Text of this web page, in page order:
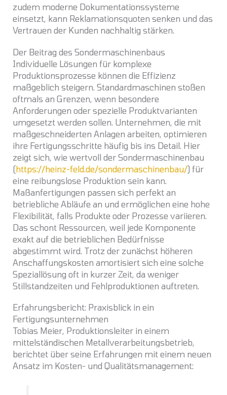
zudem moderne Dokumentationssysteme
einsetzt, kann Reklamationsquoten senken und das
Vertrauen der Kunden nachhaltig stärken.
Der Beitrag des Sondermaschinenbaus
Individuelle Lösungen für komplexe
Produktionsprozesse können die Effizienz
maßgeblich steigern. Standardmaschinen stoßen
oftmals an Grenzen, wenn besondere
Anforderungen oder spezielle Produktvarianten
umgesetzt werden sollen. Unternehmen, die mit
maßgeschneiderten Anlagen arbeiten, optimieren
ihre Fertigungsschritte häufig bis ins Detail. Hier
zeigt sich, wie wertvoll der Sondermaschinenbau
(https://heinz-feld.de/sondermaschinenbau/) für
eine reibungslose Produktion sein kann.
Maßanfertigungen passen sich perfekt an
betriebliche Abläufe an und ermöglichen eine hohe
Flexibilität, falls Produkte oder Prozesse variieren.
Das schont Ressourcen, weil jede Komponente
exakt auf die betrieblichen Bedürfnisse
abgestimmt wird. Trotz der zunächst höheren
Anschaffungskosten amortisiert sich eine solche
Speziallösung oft in kurzer Zeit, da weniger
Stillstandzeiten und Fehlproduktionen auftreten.
Erfahrungsbericht: Praxisblick in ein
Fertigungsunternehmen
Tobias Meier, Produktionsleiter in einem
mittelständischen Metallverarbeitungsbetrieb,
berichtet über seine Erfahrungen mit einem neuen
Ansatz im Kosten- und Qualitätsmanagement: